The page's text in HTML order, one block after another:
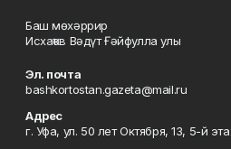
Баш мөхәррир
Исхаҡов Вәдүт Ғәйфулла улы
Эл. почта
bashkortostan.gazeta@mail.ru
Адрес
г. Уфа, ул. 50 лет Октября, 13, 5-й